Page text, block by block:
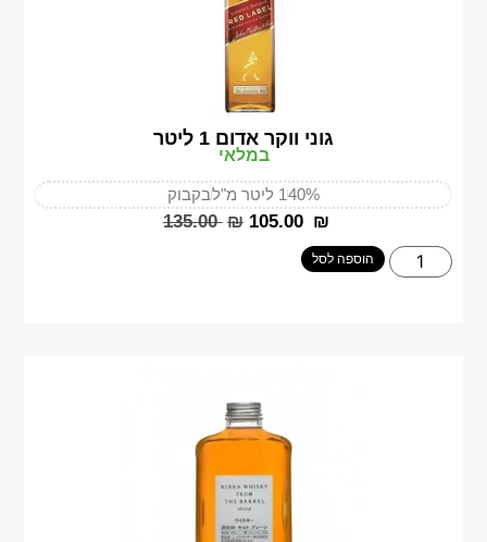
גוני ווקר אדום 1 ליטר
במלאי
40%1 ליטר מ"ל בקבוק
‎135.00 ₪ ‎105.00 ₪
הוספה לסל